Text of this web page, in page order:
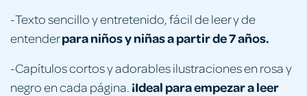
-Texto sencillo y entretenido, fácil de leer y de
entenderpara niños y niñas a partir de 7 años.
-Capítulos cortos y adorables ilustraciones en rosa y
negro en cada página. ¡Ideal para empezar a leer